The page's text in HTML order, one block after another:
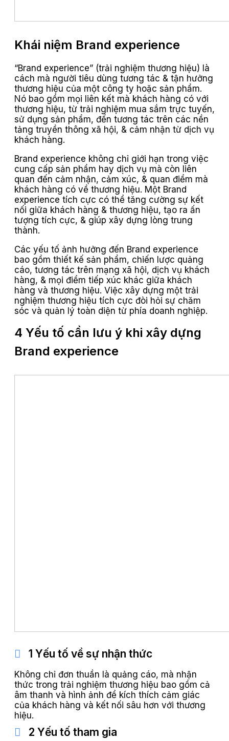
Khái niệm Brand experience
“Brand experience” (trải nghiệm thương hiệu) là
cách mà người tiêu dùng tương tác & tận hưởng
thương hiệu của một công ty hoặc sản phẩm.
Nó bao gồm mọi liên kết mà khách hàng có với
thương hiệu, từ trải nghiệm mua sắm trực tuyến,
sử dụng sản phẩm, đến tương tác trên các nền
tảng truyền thông xã hội, & cảm nhận từ dịch vụ
khách hàng.
Brand experience không chỉ giới hạn trong việc
cung cấp sản phẩm hay dịch vụ mà còn liên
quan đến cảm nhận, cảm xúc, & quan điểm mà
khách hàng có về thương hiệu. Một Brand
experience tích cực có thể tăng cường sự kết
nối giữa khách hàng & thương hiệu, tạo ra ấn
tượng tích cực, & giúp xây dựng lòng trung
thành.
Các yếu tố ảnh hưởng đến Brand experience
bao gồm thiết kế sản phẩm, chiến lược quảng
cáo, tương tác trên mạng xã hội, dịch vụ khách
hàng, & mọi điểm tiếp xúc khác giữa khách
hàng và thương hiệu. Việc xây dựng một trải
nghiệm thương hiệu tích cực đòi hỏi sự chăm
sóc và quản lý toàn diện từ phía doanh nghiệp.
4 Yếu tố cần lưu ý khi xây dựng
Brand experience
1 Yếu tố về sự nhận thức
Không chỉ đơn thuần là quảng cáo, mà nhận
thức trong trải nghiệm thương hiệu bao gồm cả
âm thanh và hình ảnh để kích thích cảm giác
của khách hàng và kết nối sâu hơn với thương
hiệu.
2 Yếu tố tham gia